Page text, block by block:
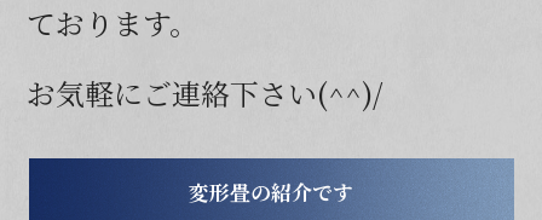
ております。
お気軽にご連絡下さい(^^)/
変形畳の紹介です